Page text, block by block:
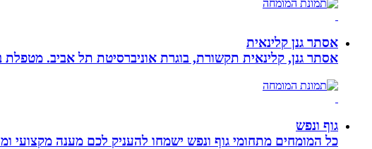
אסתר גנן קלינאית
אסתר גנן, קלינאית תקשורת, בוגרת אוניברסיטת תל אביב.
גוף ונפש
כל המומחים מתחומי גוף ונפש ישמחו להעניק לכם מענה מקצועי